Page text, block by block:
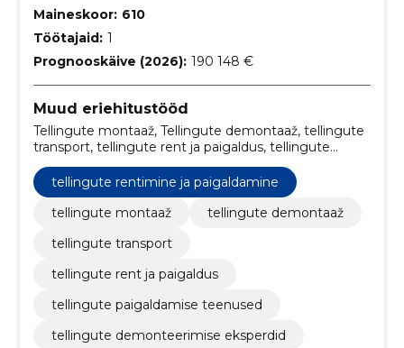
Maineskoor: 610
Töötajaid: 1
Prognooskäive (2026): 190 148 €
Muud eriehitustööd
Tellingute montaaž, Tellingute demontaaž, tellingute
transport, tellingute rent ja paigaldus, tellingute
paigaldamise teenused, tellingute demonteerimise
eksperdid, tellingute transpordilahendused, tellingute
rentimise teenused, professionaalne tellingute
paigaldus, tellingute paigaldamise töövõtjad
tellingute rentimine ja paigaldamine
tellingute montaaž
tellingute demontaaž
tellingute transport
tellingute rent ja paigaldus
tellingute paigaldamise teenused
tellingute demonteerimise eksperdid